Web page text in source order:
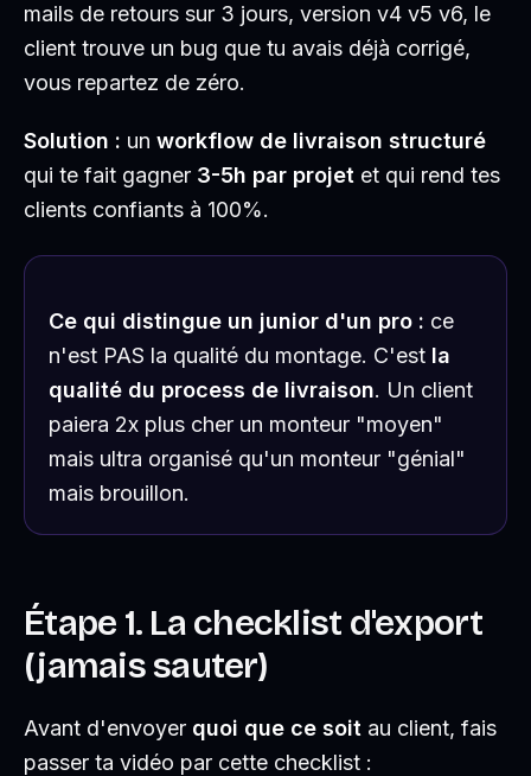
mails de retours sur 3 jours, version v4 v5 v6, le
client trouve un bug que tu avais déjà corrigé,
vous repartez de zéro.
Solution : un workflow de livraison structuré
qui te fait gagner 3-5h par projet et qui rend tes
clients confiants à 100%.
Ce qui distingue un junior d'un pro : ce
n'est PAS la qualité du montage. C'est la
qualité du process de livraison. Un client
paiera 2x plus cher un monteur "moyen"
mais ultra organisé qu'un monteur "génial"
mais brouillon.
Étape 1. La checklist d'export
(jamais sauter)
Avant d'envoyer quoi que ce soit au client, fais
passer ta vidéo par cette checklist :